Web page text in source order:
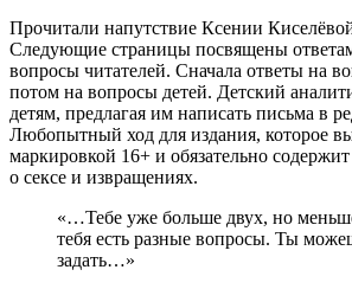
Прочитали напутствие Ксении
Следующие страницы посвящены
вопросы читателей. Сначала ответы на
потом на вопросы детей. Детский
детям, предлагая им написать письма в
Любопытный ход для издания, которое
маркировкой 16+ и обязательно
о сексе и извращениях.
«…Тебе уже больше двух, но
тебя есть разные вопросы. Ты
задать…»